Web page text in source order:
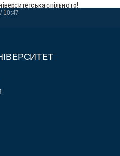
спільното!
10:47